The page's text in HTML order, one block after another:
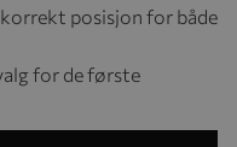
posisjon for både
for de første